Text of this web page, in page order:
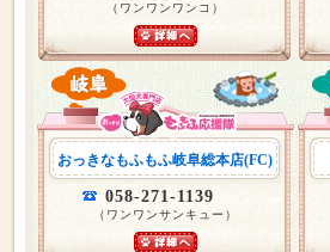
（ワンワンワンコ）
おっきなもふもふ岐阜総本店(FC)
058-271-1139
（ワンワンサンキュー）